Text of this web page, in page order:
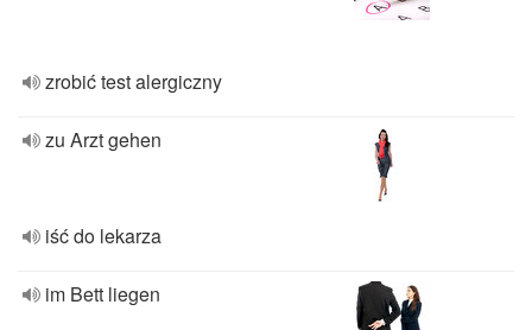
zrobić test alergiczny
zu Arzt gehen
iść do lekarza
im Bett liegen